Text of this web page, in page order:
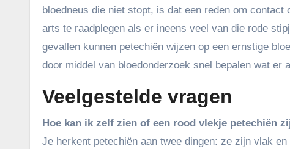
bloedneus die niet stopt, is dat een reden om
arts te raadplegen als er ineens veel van die rode
gevallen kunnen petechiën wijzen op een ernstige
door middel van bloedonderzoek snel bepalen wat er
Veelgestelde vragen
Hoe kan ik zelf zien of een rood vlekje petechiën
Je herkent petechiën aan twee dingen: ze zijn vlak